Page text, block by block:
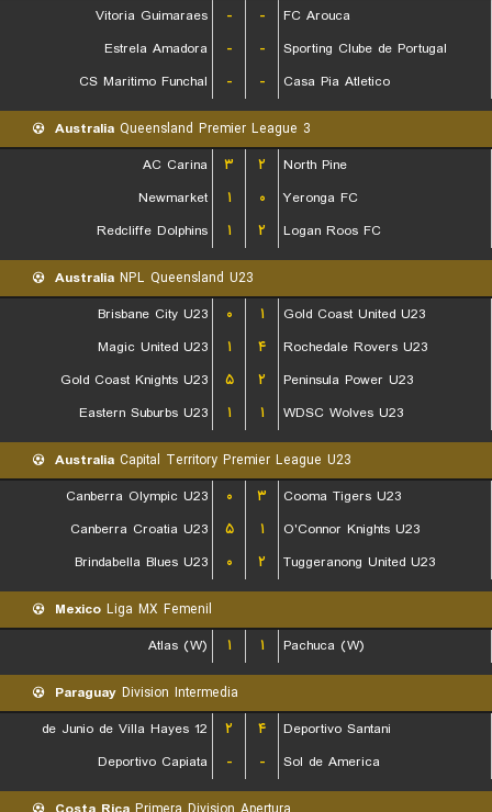
Vitoria Guimaraes
- -
FC Arouca
Estrela Amadora
- -
Sporting Clube de Portugal
CS Maritimo Funchal
- - Casa Pia Atletico
Australia Queensland Premier League 3
AC Carina
۳ ۲
North Pine
Newmarket
۱ ۰
Yeronga FC
Redcliffe Dolphins
۱ ۲ Logan Roos FC
Australia NPL Queensland U23
Brisbane City U23
۰ ۱
Gold Coast United U23
Magic United U23
۱ ۴
Rochedale Rovers U23
Gold Coast Knights U23
۵ ۲
Peninsula Power U23
Eastern Suburbs U23
۱ ۱ WDSC Wolves U23
Australia Capital Territory Premier League U23
Canberra Olympic U23
۰ ۳
Cooma Tigers U23
Canberra Croatia U23
۵ ۱
O'Connor Knights U23
Brindabella Blues U23
۰ ۲ Tuggeranong United U23
Mexico Liga MX Femenil
Atlas (W)
۱ ۱ Pachuca (W)
Paraguay Division Intermedia
12 de Junio de Villa Hayes
۲ ۴
Deportivo Santani
Deportivo Capiata
- - Sol de America